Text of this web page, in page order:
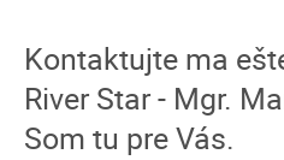
Kontaktujte ma
River Star - Mgr.
Som tu pre Vás.